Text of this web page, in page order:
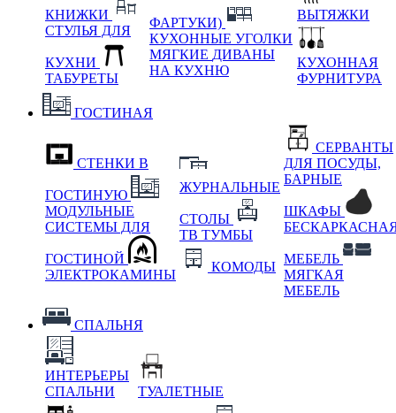
КНИЖКИ
СТУЛЬЯ ДЛЯ
КУХНИ
ТАБУРЕТЫ
ФАРТУКИ)
КУХОННЫЕ УГОЛКИ
МЯГКИЕ ДИВАНЫ
НА КУХНЮ
ВЫТЯЖКИ
КУХОННАЯ
ФУРНИТУРА
ГОСТИНАЯ
СТЕНКИ В
ГОСТИНУЮ
МОДУЛЬНЫЕ
СИСТЕМЫ ДЛЯ
ГОСТИНОЙ
ЭЛЕКТРОКАМИНЫ
ЖУРНАЛЬНЫЕ
СТОЛЫ
ТВ ТУМБЫ
КОМОДЫ
СЕРВАНТЫ
ДЛЯ ПОСУДЫ,
БАРНЫЕ
ШКАФЫ
МЕБЕЛЬ
МЯГКАЯ
МЕБЕЛЬ
СПАЛЬНЯ
ИНТЕРЬЕРЫ
СПАЛЬНИ
ТУАЛЕТНЫЕ